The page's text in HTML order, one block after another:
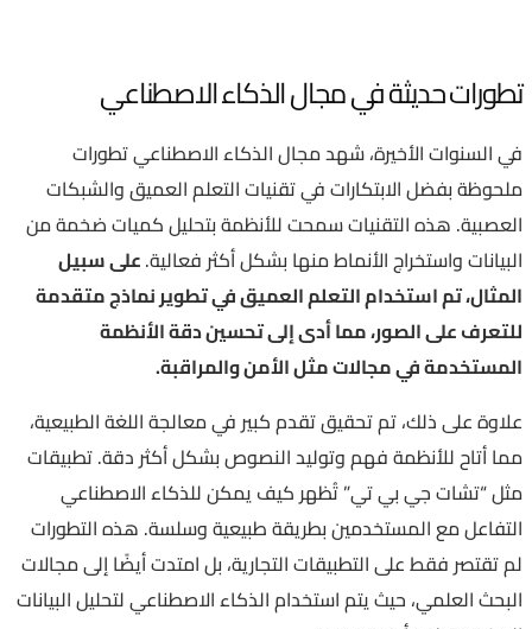
تطورات حديثة في مجال الذكاء الاصطناعي
في السنوات الأخيرة، شهد مجال الذكاء الاصطناعي تطورات
ملحوظة بفضل الابتكارات في تقنيات التعلم العميق والشبكات
العصبية. هذه التقنيات سمحت للأنظمة بتحليل كميات ضخمة من
البيانات واستخراج الأنماط منها بشكل أكثر فعالية.على سبيل
المثال، تم استخدام التعلم العميق في تطوير نماذج متقدمة
للتعرف على الصور، مما أدى إلى تحسين دقة الأنظمة
المستخدمة في مجالات مثل الأمن والمراقبة.
علاوة على ذلك، تم تحقيق تقدم كبير في معالجة اللغة الطبيعية،
مما أتاح للأنظمة فهم وتوليد النصوص بشكل أكثر دقة. تطبيقات
مثل “تشات جي بي تي” تُظهر كيف يمكن للذكاء الاصطناعي
التفاعل مع المستخدمين بطريقة طبيعية وسلسة. هذه التطورات
لم تقتصر فقط على التطبيقات التجارية، بل امتدت أيضًا إلى مجالات
البحث العلمي، حيث يتم استخدام الذكاء الاصطناعي لتحليل البيانات